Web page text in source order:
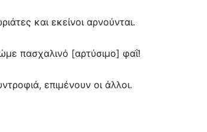
και εκείνοι αρνούνται.
πασχαλινό [αρτύσιμο] φαΐ!
επιμένουν οι άλλοι.